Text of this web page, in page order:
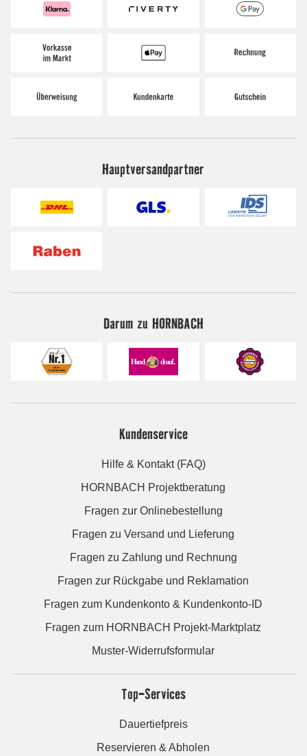
Hauptversandpartner
Darum zu HORNBACH
Kundenservice
Hilfe & Kontakt (FAQ)
HORNBACH Projektberatung
Fragen zur Onlinebestellung
Fragen zu Versand und Lieferung
Fragen zu Zahlung und Rechnung
Fragen zur Rückgabe und Reklamation
Fragen zum Kundenkonto & Kundenkonto-ID
Fragen zum HORNBACH Projekt-Marktplatz
Muster-Widerrufsformular
Top-Services
Dauertiefpreis
Reservieren & Abholen